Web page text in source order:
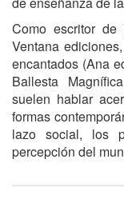
Como escritor de
Ventana
encantados (Ana
Ballesta
suelen hablar
formas
lazo social, los
percepción del